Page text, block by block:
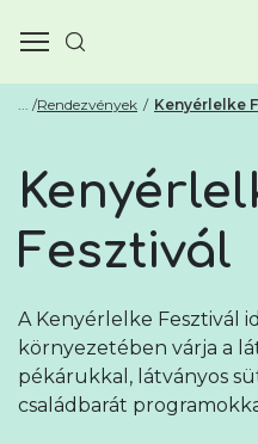
Rendezvények Kenyérlelke
Fesztivál
A Kenyérlelke Fesztivál
környezetében várja a
pékárukkal, látványos
családbarát